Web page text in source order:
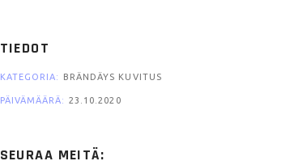
TIEDOT
KATEGORIA: BRÄNDÄYS KUVITUS
PÄIVÄMÄÄRÄ: 23.10.2020
SEURAA MEITÄ: